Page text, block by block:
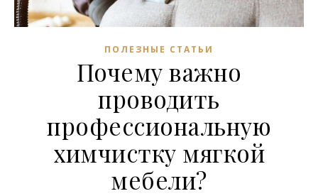
ПОЛЕЗНЫЕ СТАТЬИ
Почему важно
проводить
профессиональную
химчистку мягкой
мебели?